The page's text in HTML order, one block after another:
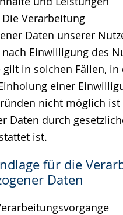
Verarbeitung
Daten unserer
Einwilligung des
gilt in solchen Fällen, in
einer
nicht möglich
Daten durch
ist.
für die
Daten